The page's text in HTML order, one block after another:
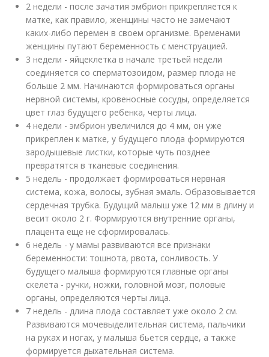
2 недели - после зачатия эмбрион прикрепляется к
матке, как правило, женщины часто не замечают
каких-либо перемен в своем организме. Временами
женщины путают беременность с менструацией.
3 недели - яйцеклетка в начале третьей недели
соединяется со сперматозоидом, размер плода не
больше 2 мм. Начинаются формироваться органы
нервной системы, кровеносные сосуды, определяется
цвет глаз будущего ребенка, черты лица.
4 недели - эмбрион увеличился до 4 мм, он уже
прикреплен к матке, у будущего плода формируются
зародышевые листки, которые чуть позднее
превратятся в тканевые соединения.
5 недель - продолжает формироваться нервная
система, кожа, волосы, зубная эмаль. Образовывается
сердечная трубка. Будущий малыш уже 12 мм в длину и
весит около 2 г. Формируются внутренние органы,
плацента еще не сформировалась.
6 недель - у мамы развиваются все признаки
беременности: тошнота, рвота, сонливость. У
будущего малыша формируются главные органы
скелета - ручки, ножки, головной мозг, половые
органы, определяются черты лица.
7 недель - длина плода составляет уже около 2 см.
Развиваются мочевыделительная система, пальчики
на руках и ногах, у малыша бьется сердце, а также
формируется дыхательная система.